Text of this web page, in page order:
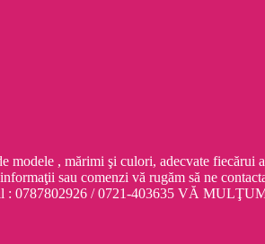
, mărimi şi culori, adecvate fiecărui
sau comenzi vă rugăm să ne
: 0787802926 / 0721-403635 VĂ